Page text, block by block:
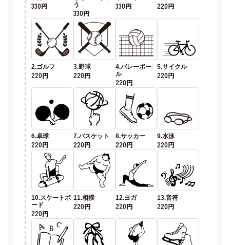
330円
う
330円
330円 220円
2.ゴルフ
220円
3.野球
220円
4.バレーボー
ル
220円
5.サイクル
220円
6.卓球
220円
7.バスケット
220円
8.サッカー
220円
9.水泳
220円
10.スケートボ
ード
220円
11.相撲
220円
12.ヨガ
220円
13.音符
220円